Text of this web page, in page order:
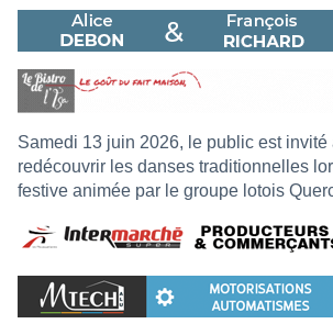
Samedi 13 juin 2026, le public est invité
redécouvrir les danses traditionnelles
festive animée par le groupe lotois